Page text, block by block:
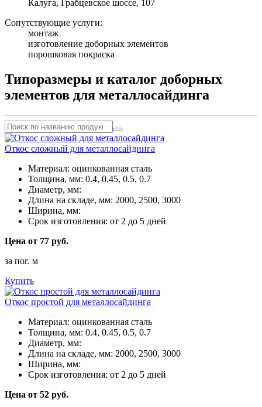
Калуга, Грабцевское шоссе, 107
Сопутствующие услуги:
монтаж
изготовление доборных элементов
порошковая покраска
Типоразмеры и каталог доборных
элементов для металлосайдинга
Откос сложный для металлосайдинга
Материал: оцинкованная сталь
Толщина, мм: 0.4, 0.45, 0.5, 0.7
Диаметр, мм:
Длина на складе, мм: 2000, 2500, 3000
Ширина, мм:
Срок изготовления: от 2 до 5 дней
Цена от 77 руб.
за пог. м
Купить
Откос простой для металлосайдинга
Материал: оцинкованная сталь
Толщина, мм: 0.4, 0.45, 0.5, 0.7
Диаметр, мм:
Длина на складе, мм: 2000, 2500, 3000
Ширина, мм:
Срок изготовления: от 2 до 5 дней
Цена от 52 руб.